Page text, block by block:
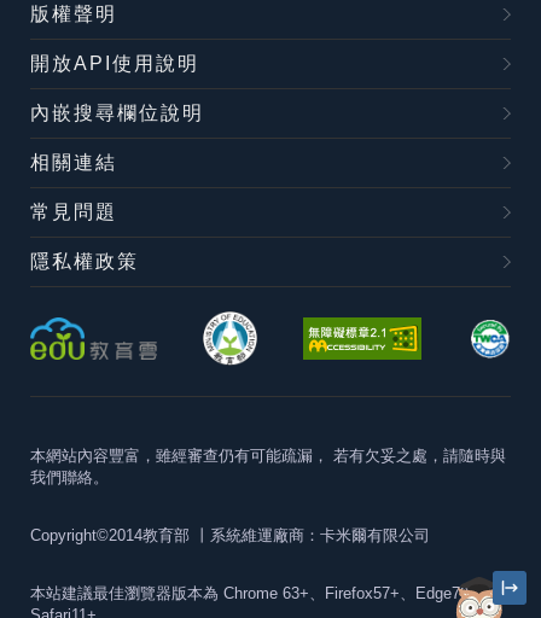
版權聲明
開放API使用說明
內嵌搜尋欄位說明
相關連結
常見問題
隱私權政策
本網站內容豐富，雖經審查仍有可能疏漏， 若有欠妥之處，請隨時與
我們聯絡。
Copyright©2014教育部 丨系統維運廠商：卡米爾有限公司
本站建議最佳瀏覽器版本為 Chrome 63+、Firefox57+、Edge79+及
Safari11+